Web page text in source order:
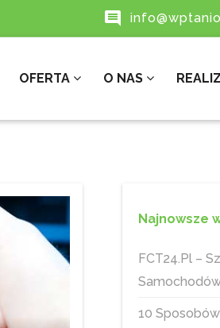

OFERTA O NAS
Najnowsze
FCT24.pl –
10